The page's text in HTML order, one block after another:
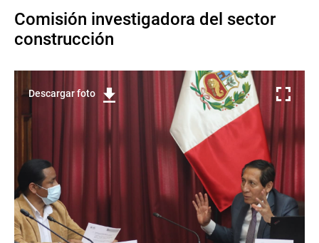
Comisión investigadora del sector
construcción
Descargar foto